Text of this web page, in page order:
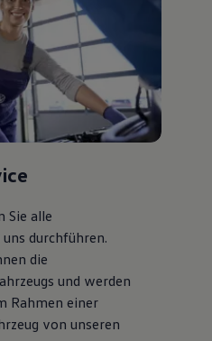
Sie alle
durchführen.
die
und werden
Rahmen einer
von unseren